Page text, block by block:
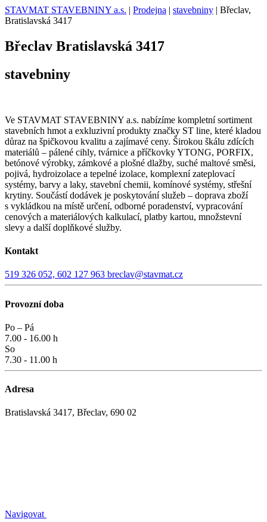
STAVMAT STAVEBNINY a.s. | Prodejna | stavebniny | Břeclav,
Bratislavská 3417
Břeclav Bratislavská 3417
stavebniny
Ve STAVMAT STAVEBNINY a.s. nabízíme kompletní sortiment
stavebních hmot a exkluzivní produkty značky ST line, které kladou
důraz na špičkovou kvalitu a zajímavé ceny. Širokou škálu zdících
materiálů – pálené cihly, tvárnice a příčkovky YTONG, PORFIX,
betónové výrobky, zámkové a plošné dlažby, suché maltové směsi,
pojivá, hydroizolace a tepelné izolace, komplexní zateplovací
systémy, barvy a laky, stavební chemii, komínové systémy, střešní
krytiny. Součástí dodávek je poskytování služeb – doprava zboží
s vykládkou na místě určení, odborné poradenství, vypracování
cenových a materiálových kalkulací, platby kartou, množstevní
slevy a další doplňkové služby.
Kontakt
519 326 052, 602 127 963 breclav@stavmat.cz
Provozní doba
Po – Pá
7.00 - 16.00 h
So
7.30 - 11.00 h
Adresa
Bratislavská 3417, Břeclav, 690 02
Navigovat